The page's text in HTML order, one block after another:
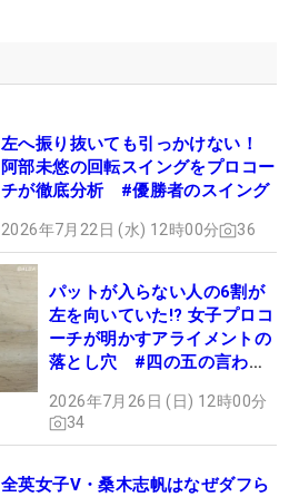
左へ振り抜いても引っかけない！
阿部未悠の回転スイングをプロコー
チが徹底分析 #優勝者のスイング
2026年7月22日 (水) 12時00分 36
パットが入らない人の6割が
左を向いていた!? 女子プロコ
ーチが明かすアライメントの
落とし穴 #四の五の言わず
2026年7月26日 (日) 12時00分
34
全英女子V・桑木志帆はなぜダフら